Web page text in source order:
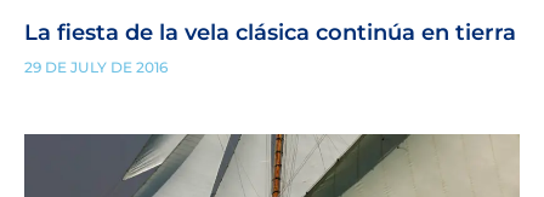
La fiesta de la vela clásica continúa en tierra
29 DE JULY DE 2016